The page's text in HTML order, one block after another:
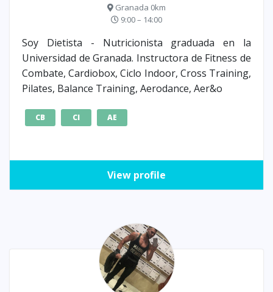
Granada 0km
9:00 – 14:00
Soy Dietista - Nutricionista graduada en la
Universidad de Granada. Instructora de Fitness de
Combate, Cardiobox, Ciclo Indoor, Cross Training,
Pilates, Balance Training, Aerodance, Aer&o
CB CI AE
View profile